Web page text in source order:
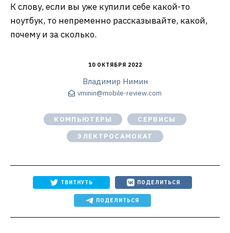
К слову, если вы уже купили себе какой-то
ноутбук, то непременно рассказывайте, какой,
почему и за сколько.
10 ОКТЯБРЯ 2022
Владимир Нимин
vminin@mobile-review.com
КОМПЬЮТЕРЫ
СЕРВИСЫ
ЭЛЕКТРОСАМОКАТ
ТВИТНУТЬ ПОДЕЛИТЬСЯ
ПОДЕЛИТЬСЯ